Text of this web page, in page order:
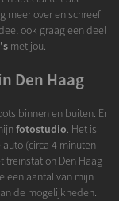
meer over en schreef
ook graag een deel
met jou.
Den Haag
binnen en buiten. Er
fotostudio. Het is
(circa 4 minuten
treinstation Den Haag
een aantal van mijn
de mogelijkheden.